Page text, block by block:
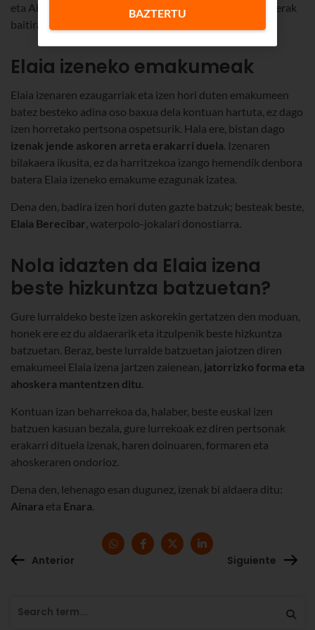
eta Ainara izenekin partekatzen du eguna, Elaiaren aldaerak
baitira.
Elaia izeneko emakumeak
Elaia izenaren ezaugarriak eta izen hori duten emakumeen
batez besteko adina oso baxua dela kontuan hartuta, ez dago
izen horretako pertsona ospetsurik. Hala ere, bistan dago
izenak jende askoren arreta erakarri duela. Izenaren
bilakaera ikusita, ez da harritzekoa izango hemendik denbora
batera Elaia izeneko emakume ezagunak izatea.
Dena den, badira izen hori duten gazte batzuk; besteak beste,
Elaia Berecibar, waterpolo-jokalari donostiarra.
Nola idazten da Elaia izena
beste hizkuntza batzuetan?
Gure lurraldeko beste izen askorekin gertatzen den moduan,
honek ere ez du aldaerarik eta itzulpenik beste hizkuntza
batzuetan. Beraz, beste lurralde batzuetan jaiotzen diren
emakumeei Elaia izena jartzen zaienean, jatorrizko forma eta
ahoskera mantentzen ditu.
Kontuan izan beharrekoa da, halaber, beste euskal izen
batzuen kasuan bezala, gure lurrekoak ez diren pertsonak
erakarri dituela izenak, haren doinuaren, formaren eta
ahoskeraren ondorioz.
Dena den, lehenago esan dugunez, izenak bi aldaera ditu:
Ainara eta Enara.
Anterior Siguiente
BAZTERTU